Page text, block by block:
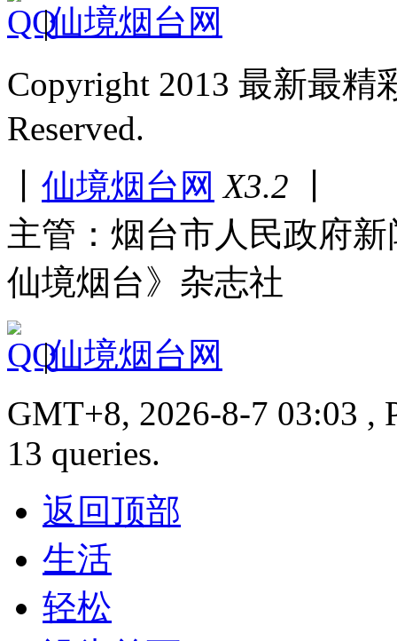
|仙境烟台网
Copyright 2013 最新最
Reserved.
仙境烟台网 X3.2
主管：烟台市人民政府
仙境烟台》杂志社
|仙境烟台网
GMT+8, 2026-8-7 03:03 ,
13 queries.
返回顶部
生活
轻松